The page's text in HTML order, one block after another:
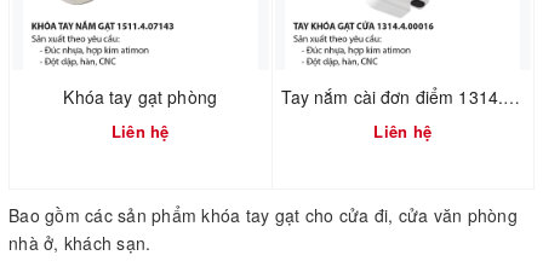
Khóa tay gạt phòng
Liên hệ
Tay nắm cài đơn điểm 1314.4.00016
Liên hệ
Bao gồm các sản phẩm khóa tay gạt cho cửa đi, cửa văn phòng
nhà ở, khách sạn.